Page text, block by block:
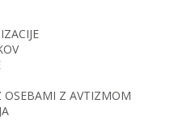
OSEBAMI Z AVTIZMOM